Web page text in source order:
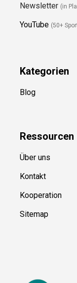
Newsletter (in
YouTube (50+
Kategorien
Blog
Ressourcen
Über uns
Kontakt
Kooperation
Sitemap